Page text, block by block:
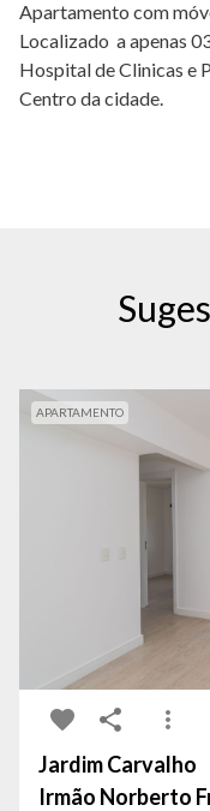
Apartamento com
Localizado a apenas
Hospital de Clinicas e
Centro da cidade.
APARTAMENTO
Jardim Carvalho
Irmão Norberto